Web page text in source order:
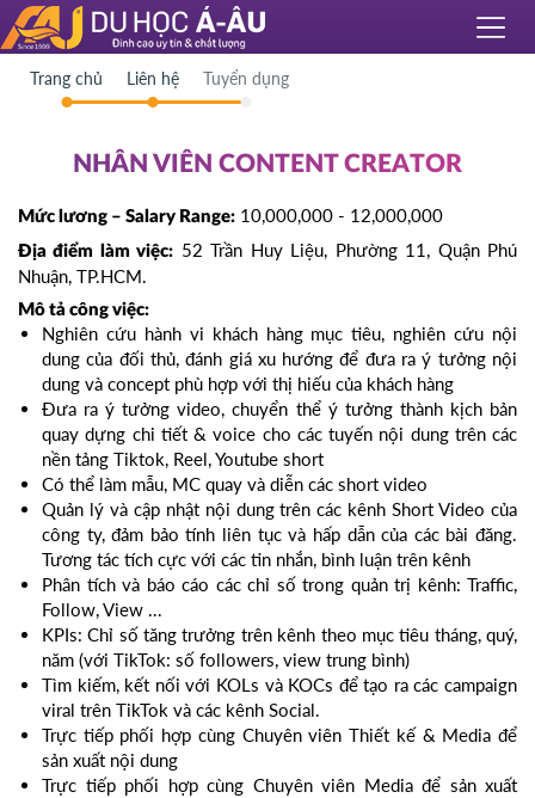
Trang chủ Liên hệ Tuyển dụng
NHÂN VIÊN CONTENT CREATOR
Mức lương – Salary Range: 10,000,000 - 12,000,000
Địa điểm làm việc: 52 Trần Huy Liệu, Phường 11, Quận Phú
Nhuận, TP.HCM.
Mô tả công việc:
Nghiên cứu hành vi khách hàng mục tiêu, nghiên cứu nội
dung của đối thủ, đánh giá xu hướng để đưa ra ý tưởng nội
dung và concept phù hợp với thị hiếu của khách hàng
Đưa ra ý tưởng video, chuyển thể ý tưởng thành kịch bản
quay dựng chi tiết & voice cho các tuyến nội dung trên các
nền tảng Tiktok, Reel, Youtube short
Có thể làm mẫu, MC quay và diễn các short video
Quản lý và cập nhật nội dung trên các kênh Short Video của
công ty, đảm bảo tính liên tục và hấp dẫn của các bài đăng.
Tương tác tích cực với các tin nhắn, bình luận trên kênh
Phân tích và báo cáo các chỉ số trong quản trị kênh: Traffic,
Follow, View ...
KPIs: Chỉ số tăng trưởng trên kênh theo mục tiêu tháng, quý,
năm (với TikTok: số followers, view trung bình)
Tìm kiếm, kết nối với KOLs và KOCs để tạo ra các campaign
viral trên TikTok và các kênh Social.
Trực tiếp phối hợp cùng Chuyên viên Thiết kế & Media để
sản xuất nội dung
Trực tiếp phối hợp cùng Chuyên viên Media để sản xuất